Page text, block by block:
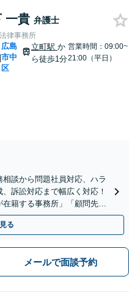
一貴 弁護士
律事務所
|
広島
市中
区
立町駅 か
ら徒歩1分
営業時間：09:00~
21:00（平日）
相談から問題社員対応、ハラ
訴訟対応まで幅広く対応！
在籍する事務所」「顧問先は
業まで多種多様」
る
メールで面談予約